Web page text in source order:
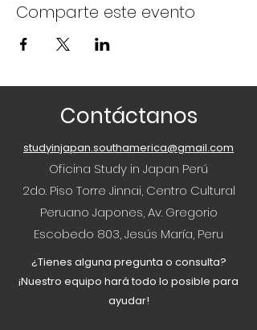
Comparte este evento
Contáctanos
studyinjapan.southamerica@gmail.com
Oficina Study in Japan Perú
2do. Piso Torre Jinnai, Centro Cultural
Peruano Japones, Av. Gregorio
Escobedo 803, Jesús María, Peru
¿Tienes alguna pregunta o consulta?
¡Nuestro equipo hará todo lo posible para
ayudar!